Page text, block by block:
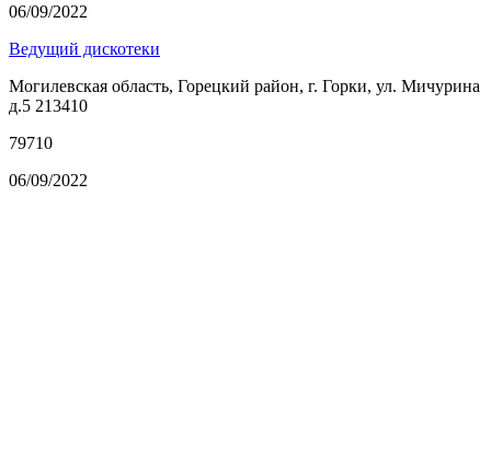
06/09/2022
Ведущий дискотеки
Могилевская область, Горецкий район, г. Горки, ул. Мичурина
д.5 213410
79710
06/09/2022